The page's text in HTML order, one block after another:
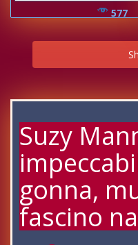
577
Suzy
gonna,
fascino